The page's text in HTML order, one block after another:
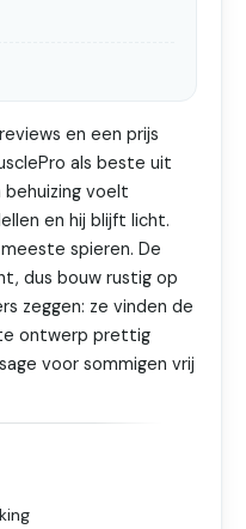
en een prijs
als beste uit
behuizing voelt
en hij blijft licht.
spieren. De
dus bouw rustig op
zeggen: ze vinden de
ontwerp prettig
voor sommigen vrij